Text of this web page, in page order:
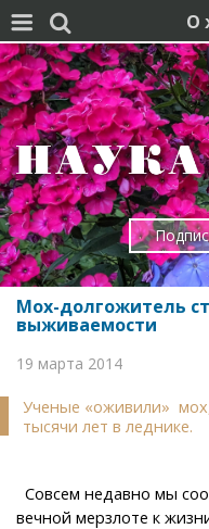
  О
Мох-долгожитель
выживаемости
19 марта 2014
Ученые «оживили»
тысячи лет в леднике.
Совсем недавно мы
вечной мерзлоте к